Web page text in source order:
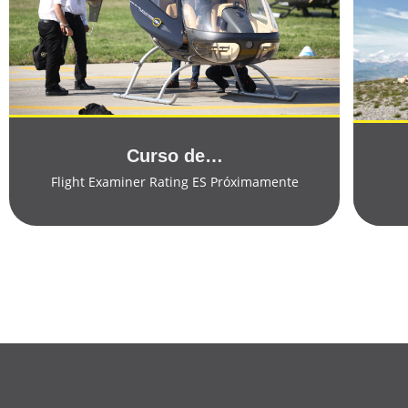
View Course
Curso de…
Flight Examiner Rating ES Próximamente